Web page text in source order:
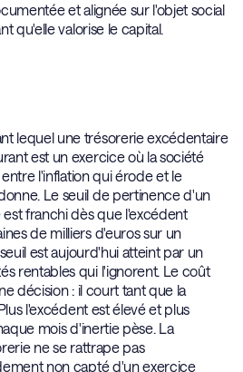
et alignée sur l'objet social
qu'elle valorise le capital.
lequel une trésorerie excédentaire
est un exercice où la société
l'inflation qui érode et le
Le seuil de pertinence d'un
franchi dès que l'excédent
de milliers d'euros sur un
est aujourd'hui atteint par un
rentables qui l'ignorent. Le coût
décision : il court tant que la
l'excédent est élevé et plus
mois d'inertie pèse. La
ne se rattrape pas
non capté d'un exercice